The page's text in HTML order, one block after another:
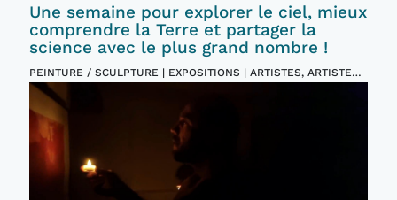
Une semaine pour explorer le ciel, mieux
comprendre la Terre et partager la
science avec le plus grand nombre !
PEINTURE / SCULPTURE | EXPOSITIONS | ARTISTES, ARTISTES
PLASTICIENS | EVENTS ET FESTIVALS